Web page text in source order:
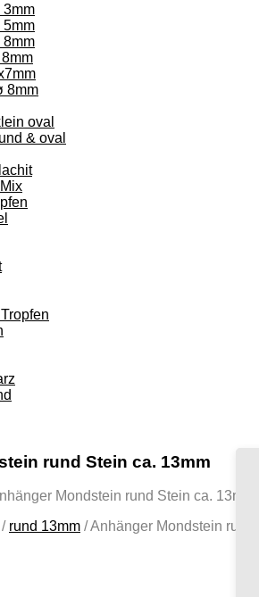
3mm
5mm
8mm
8mm
oval
& oval
rund Stein ca. 13mm
Mondstein rund Stein ca. 13mm
/ rund 13mm /Anhänger Mondstein rund